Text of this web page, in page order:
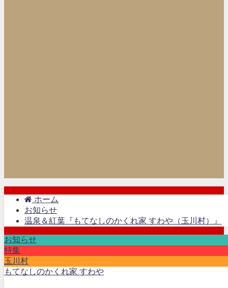
ホーム
お知らせ
温泉＆紅葉『もてなしのかくれ家 すわや（玉川村）』
お知らせ
特集
玉川村
もてなしのかくれ家 すわや